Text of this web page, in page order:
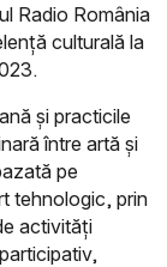
Radio România
culturală la
și practicile
între artă și
pe
tehnologic, prin
activități